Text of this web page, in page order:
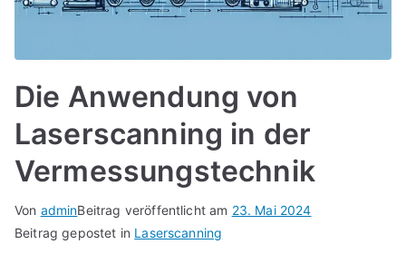
Die Anwendung von
Laserscanning in der
Vermessungstechnik
Von adminBeitrag veröffentlicht am 23. Mai 2024
Beitrag gepostet in Laserscanning